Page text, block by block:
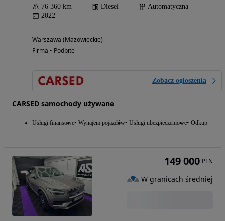
76 360 km Diesel
Automatyczna
2022
Warszawa (Mazowieckie)
Firma • Podbite
Zobacz ogłoszenia
CARSED samochody używane
Usługi finansowe Wynajem pojazdów Usługi ubezpieczeniowe Odkup
149 000 PLN
W granicach średniej